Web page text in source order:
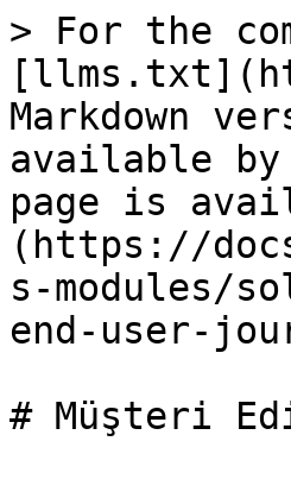
> For the
Markdown
available by
page is
(https://
s-modules/
end-user-
# Müşteri